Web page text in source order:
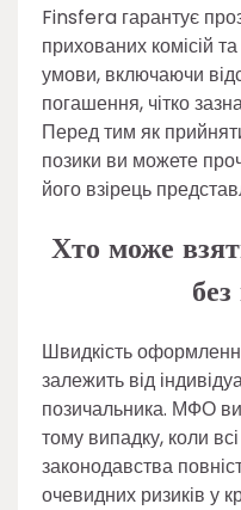
Finsfera гарантує
прихованих комісій
умови, включаючи
погашення, чітко
Перед тим як
позики ви можете
його взірець
Хто може
Швидкість
залежить від
позичальника. МФО
тому випадку, коли
законодавства
очевидних ризиків у